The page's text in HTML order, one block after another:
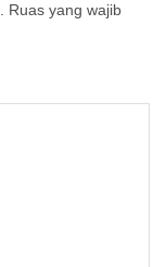
Ruas yang wajib